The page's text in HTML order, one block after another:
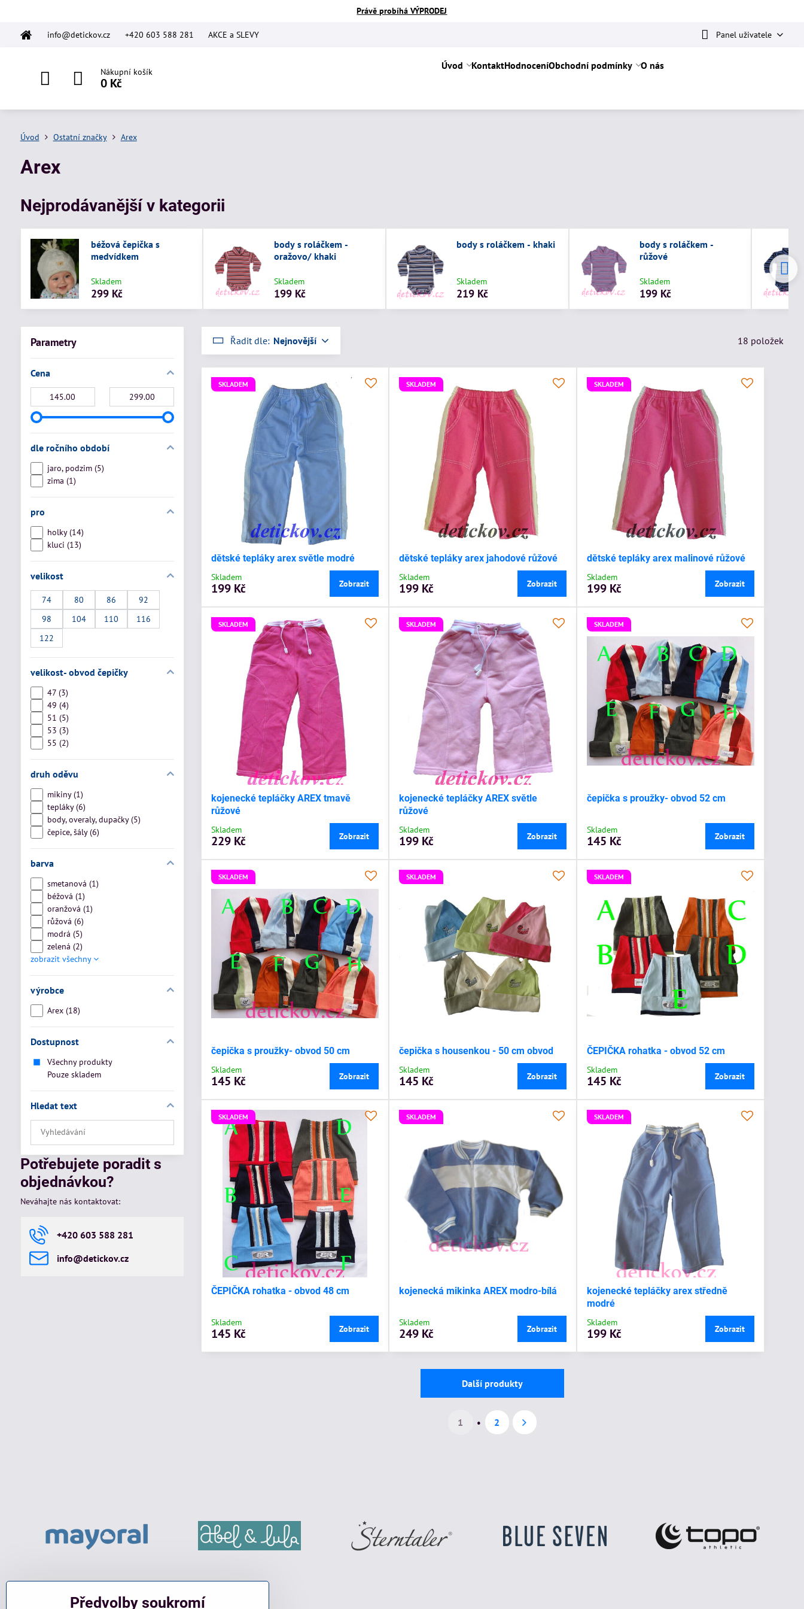
Právě probíhá VÝPRODEJ
info@detickov.cz +420 603 588 281 AKCE a SLEVY Panel uživatele
Nákupní košík
0 Kč
Úvod KontaktHodnoceníObchodní podmínky O nás
Úvod Ostatní značky Arex
Arex
Nejprodávanější v kategorii
béžová čepička s
medvídkem
Skladem
299 Kč
body s roláčkem -
oražovo/ khaki
Skladem
199 Kč
body s roláčkem - khaki
Skladem
219 Kč
body s roláčkem -
růžové
Skladem
199 Kč
Řadit dle: Nejnovější 18 položek
SKLADEM
dětské tepláky arex světle modré
Skladem
199 Kč Zobrazit
SKLADEM
dětské tepláky arex jahodové růžové
Skladem
199 Kč Zobrazit
SKLADEM
dětské tepláky arex malinové růžové
Skladem
199 Kč Zobrazit
SKLADEM
kojenecké tepláčky AREX tmavě
růžové
Skladem
229 Kč Zobrazit
SKLADEM
kojenecké tepláčky AREX světle
růžové
Skladem
199 Kč Zobrazit
SKLADEM
čepička s proužky- obvod 52 cm
Skladem
145 Kč Zobrazit
SKLADEM
čepička s proužky- obvod 50 cm
Skladem
145 Kč Zobrazit
SKLADEM
čepička s housenkou - 50 cm obvod
Skladem
145 Kč Zobrazit
SKLADEM
ČEPIČKA rohatka - obvod 52 cm
Skladem
145 Kč Zobrazit
SKLADEM
ČEPIČKA rohatka - obvod 48 cm
Skladem
145 Kč Zobrazit
SKLADEM
kojenecká mikinka AREX modro-bílá
Skladem
249 Kč Zobrazit
SKLADEM
kojenecké tepláčky arex středně
modré
Skladem
199 Kč Zobrazit
Další produkty
1 2
Parametry
Cena
dle ročního období
jaro, podzim (5)
zima (1)
pro
holky (14)
kluci (13)
velikost
74 80 86
92
98
104 110
116
122
velikost- obvod čepičky
47 (3)
49 (4)
51 (5)
53 (3)
55 (2)
druh oděvu
mikiny (1)
tepláky (6)
body, overaly, dupačky (5)
čepice, šály (6)
barva
smetanová (1)
béžová (1)
oranžová (1)
růžová (6)
modrá (5)
zelená (2)
zobrazit všechny
výrobce
Arex (18)
Dostupnost
Všechny produkty
Pouze skladem
Hledat text
Prohledat
výsledky
filtru
fulltextem
Potřebujete poradit s
objednávkou?
Neváhajte nás kontaktovat:
+420 603 588 281
info​@detickov​.cz
Předvolby soukromí